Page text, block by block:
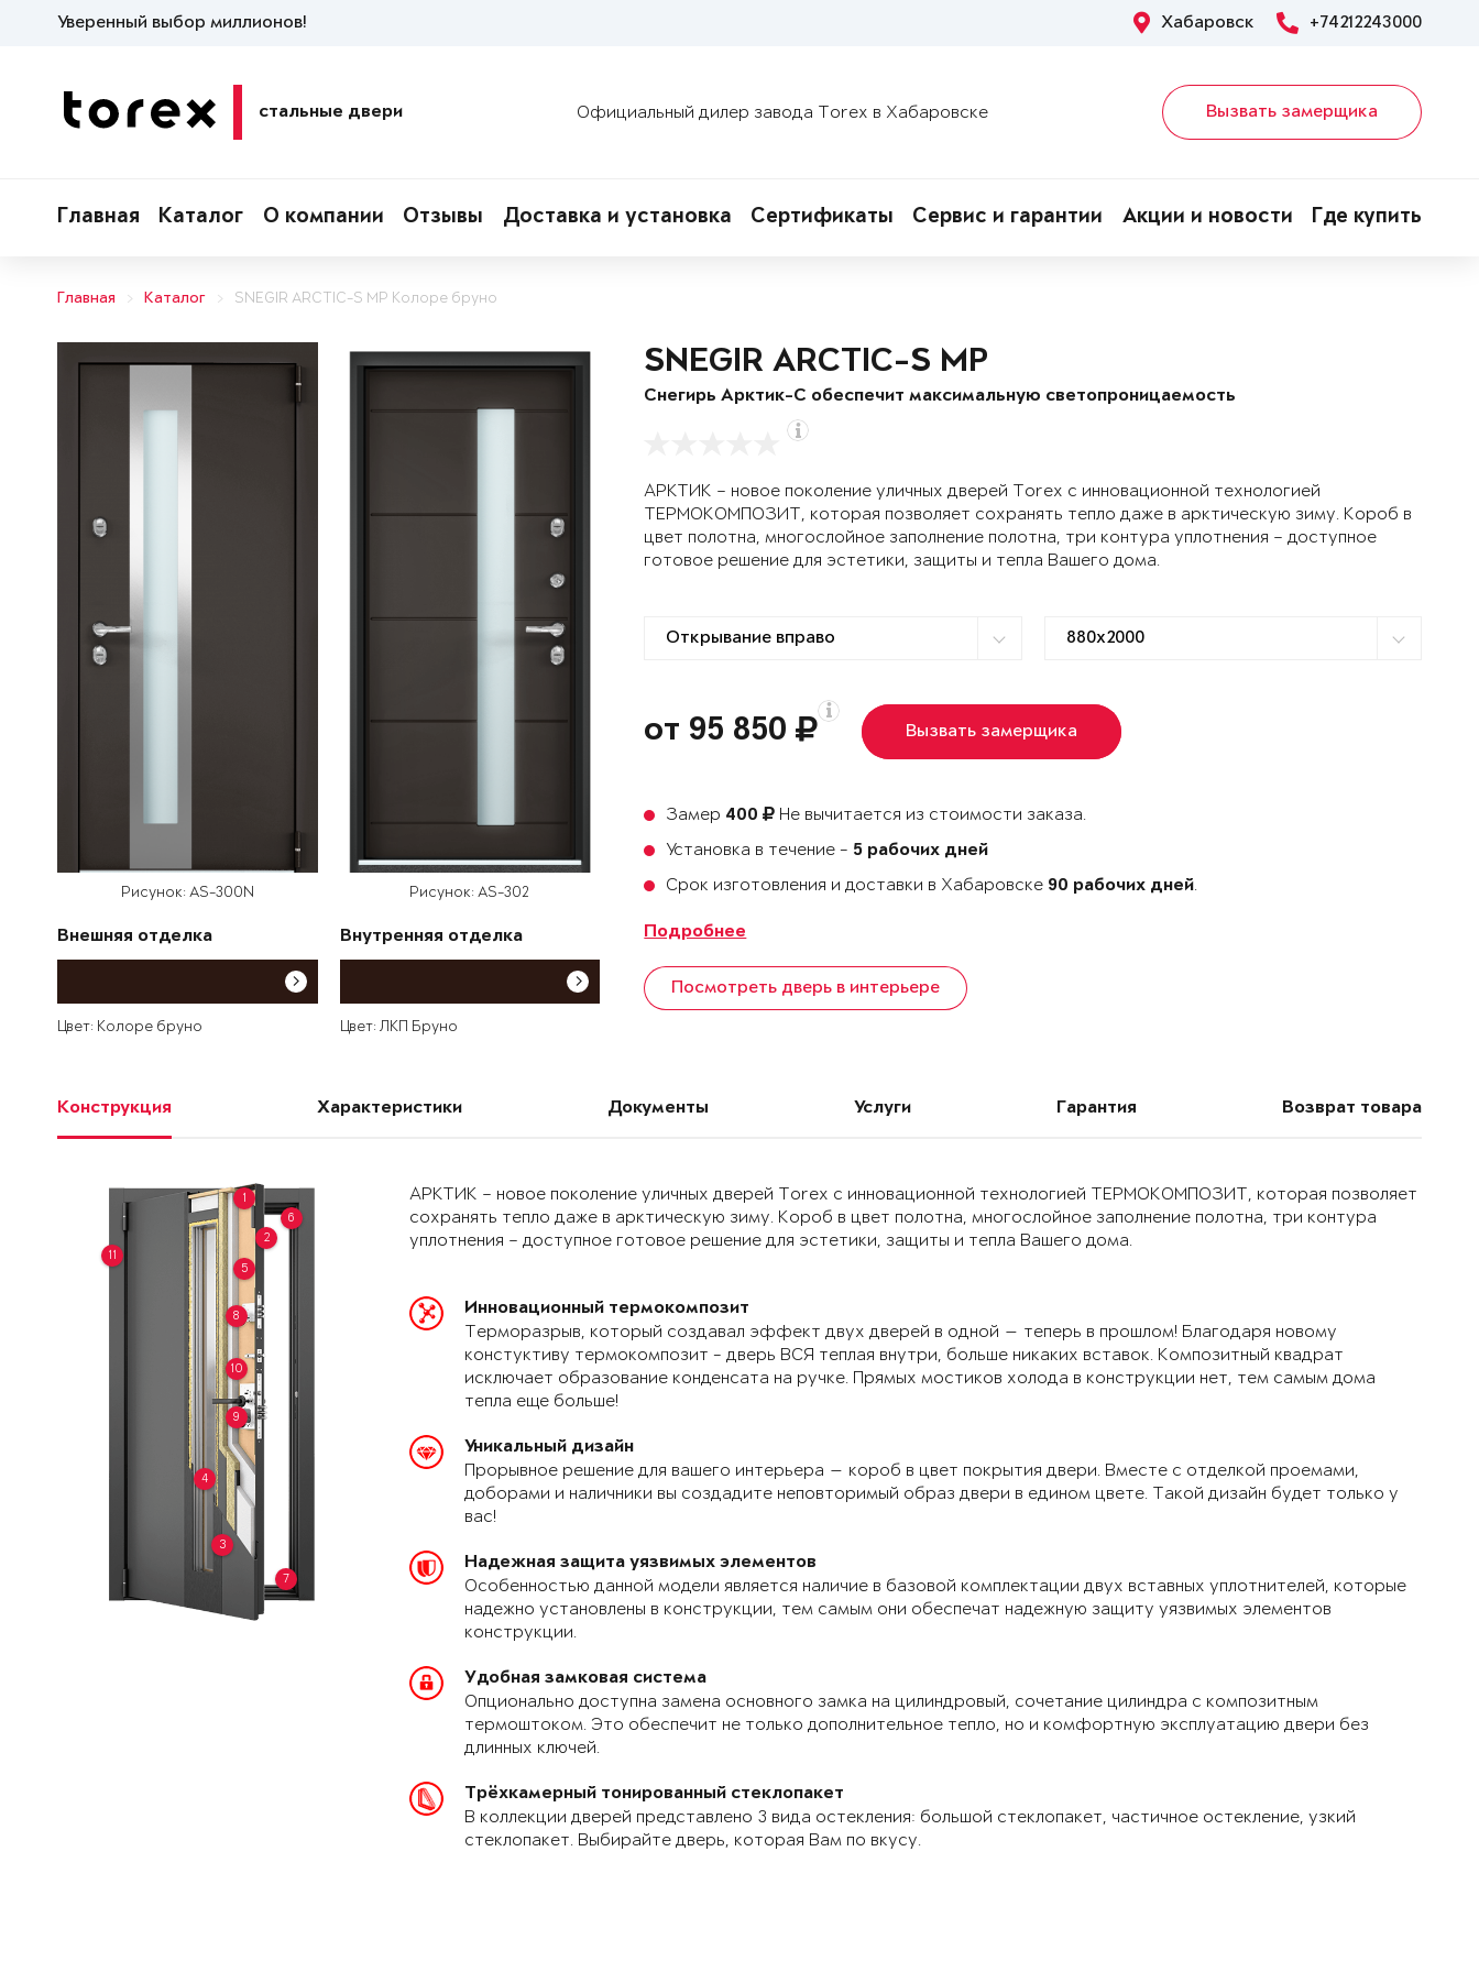
Уверенный выбор миллионов! Хабаровск +74212243000
стальные двери Официальный дилер завода Torex в Хабаровске Вызвать замерщика
Главная Каталог О компании Отзывы Доставка и установка Сертификаты Сервис и гарантии Акции и новости Где купить
Главная Каталог SNEGIR ARCTIC-S MP Колоре бруно
Рисунок: AS-300N
Внешняя отделка
Цвет: Колоре бруно
Рисунок: AS-302
Внутренняя отделка
Цвет: ЛКП Бруно
SNEGIR ARCTIC-S MP
Снегирь Арктик-С обеспечит максимальную светопроницаемость
АРКТИК – новое поколение уличных дверей Torex с инновационной технологией
ТЕРМОКОМПОЗИТ, которая позволяет сохранять тепло даже в арктическую зиму. Короб в
цвет полотна, многослойное заполнение полотна, три контура уплотнения – доступное
готовое решение для эстетики, защиты и тепла Вашего дома.
от 95 850 Вызвать замерщика
Замер 400
Не вычитается из стоимости заказа.
Установка в течение - 5 рабочих дней
Срок изготовления и доставки в Хабаровске 90 рабочих дней.
Подробнее
Посмотреть дверь в интерьере
Конструкция Характеристики Документы Услуги Гарантия Возврат товара
1
2
3
4
5
6
7
8
9
10
11
АРКТИК – новое поколение уличных дверей Torex с инновационной технологией ТЕРМОКОМПОЗИТ, которая позволяет
сохранять тепло даже в арктическую зиму. Короб в цвет полотна, многослойное заполнение полотна, три контура
уплотнения – доступное готовое решение для эстетики, защиты и тепла Вашего дома.
Инновационный термокомпозит
Терморазрыв, который создавал эффект двух дверей в одной — теперь в прошлом! Благодаря новому
констуктиву термокомпозит - дверь ВСЯ теплая внутри, больше никаких вставок. Композитный квадрат
исключает образование конденсата на ручке. Прямых мостиков холода в конструкции нет, тем самым дома
тепла еще больше!
Уникальный дизайн
Прорывное решение для вашего интерьера — короб в цвет покрытия двери. Вместе с отделкой проемами,
доборами и наличники вы создадите неповторимый образ двери в едином цвете. Такой дизайн будет только у
вас!
Надежная защита уязвимых элементов
Особенностью данной модели является наличие в базовой комплектации двух вставных уплотнителей, которые
надежно установлены в конструкции, тем самым они обеспечат надежную защиту уязвимых элементов
конструкции.
Удобная замковая система
Опционально доступна замена основного замка на цилиндровый, сочетание цилиндра с композитным
термоштоком. Это обеспечит не только дополнительное тепло, но и комфортную эксплуатацию двери без
длинных ключей.
Трёхкамерный тонированный стеклопакет
В коллекции дверей представлено 3 вида остекления: большой стеклопакет, частичное остекление, узкий
стеклопакет. Выбирайте дверь, которая Вам по вкусу.